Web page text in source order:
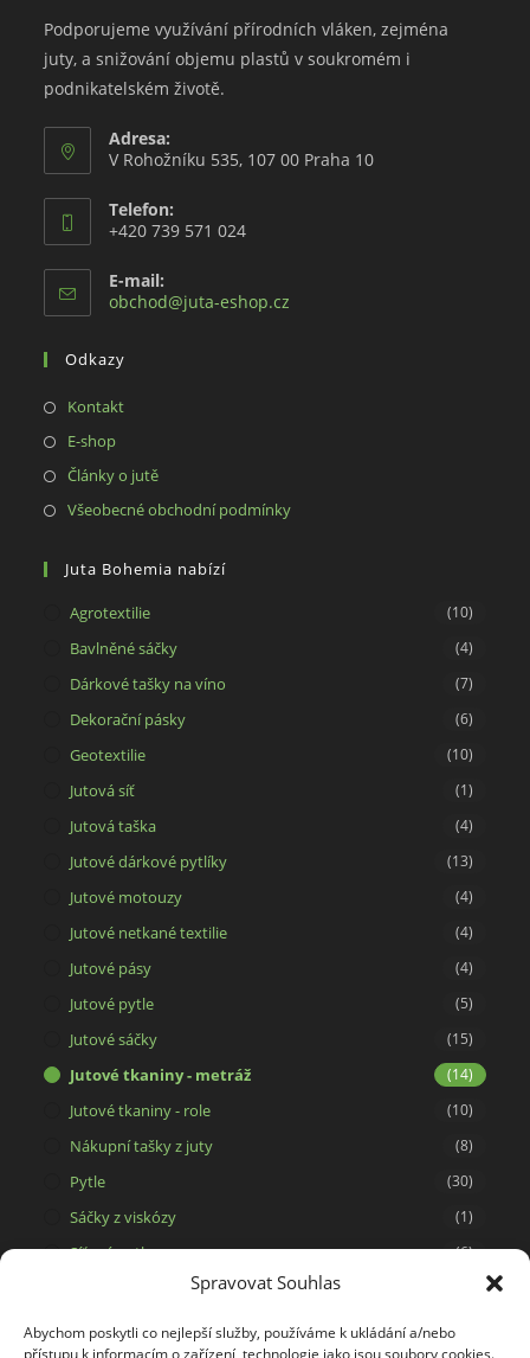
Spravovat Souhlas
Abychom poskytli co nejlepší služby, používáme k ukládání a/nebo
přístupu k informacím o zařízení, technologie jako jsou soubory cookies.
Podporujeme využívání přírodních vláken, zejména
juty, a snižování objemu plastů v soukromém i
podnikatelském životě.
Adresa:
V Rohožníku 535, 107 00 Praha 10
Telefon:
+420 739 571 024
E-mail:
obchod@juta-eshop.cz
Odkazy
KontaktOpens
a
tab
E-shopOpens
in
tab
Články o jutěOpens
in
new
Všeobecné obchodní podmínkyOpens
Juta Bohemia nabízí
Agrotextilie (10)
Bavlněné sáčky (4)
Dárkové tašky na víno (7)
Dekorační pásky (6)
Geotextilie (10)
Jutová síť (1)
Jutová taška (4)
Jutové dárkové pytlíky (13)
Jutové motouzy (4)
Jutové netkané textilie (4)
Jutové pásy (4)
Jutové pytle (5)
Jutové sáčky (15)
Jutové tkaniny - metráž (14)
Jutové tkaniny - role (10)
Nákupní tašky z juty (8)
Pytle (30)
Sáčky z viskózy (1)
Síťové pytle (6)
Svíčky ze 100% včelího vosku
Tašky a dárkové pytlíky